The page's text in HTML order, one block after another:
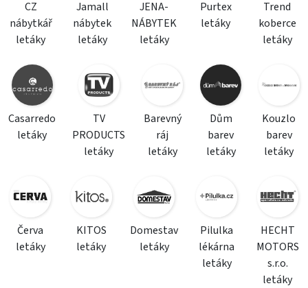
CZ
nábytkář
letáky
Jamall
nábytek
letáky
JENA-
NÁBYTEK
letáky
Purtex
letáky
Trend
koberce
letáky
Casarredo
letáky
TV
PRODUCTS
letáky
Barevný
ráj
letáky
Dům
barev
letáky
Kouzlo
barev
letáky
Červa
letáky
KITOS
letáky
Domestav
letáky
Pilulka
lékárna
letáky
HECHT
MOTORS
s.r.o.
letáky